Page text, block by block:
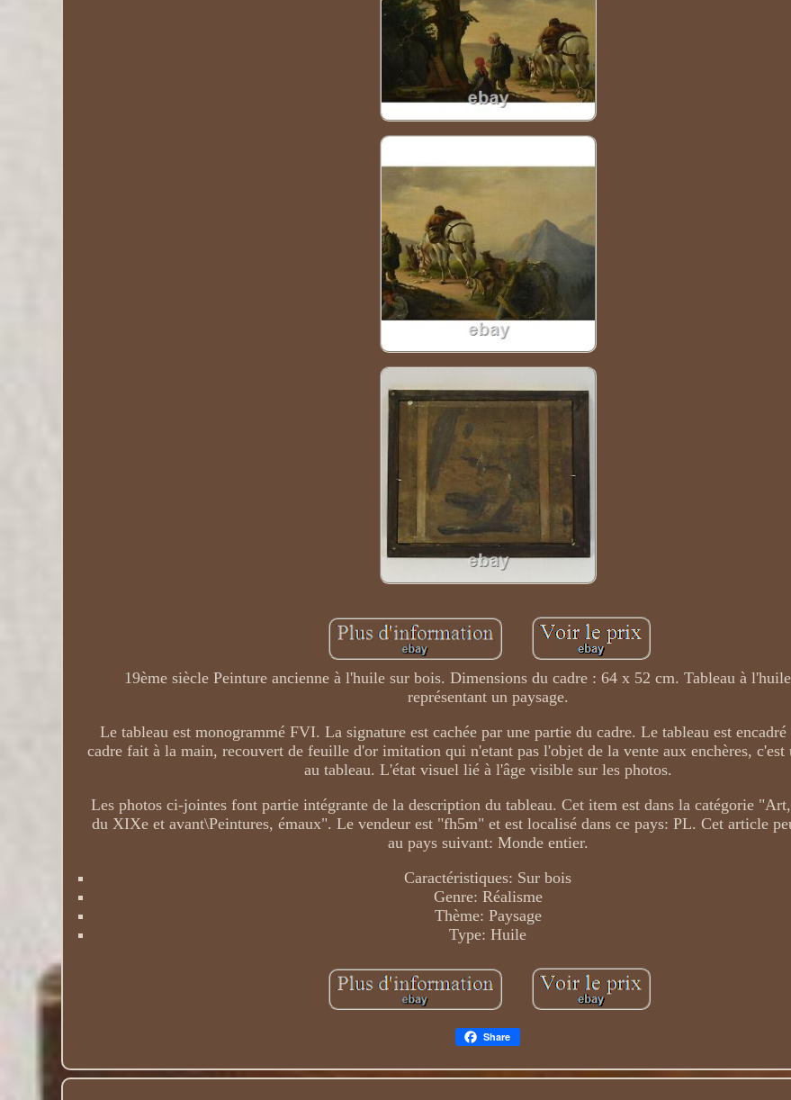
19ème siècle Peinture ancienne à l'huile sur bois. Dimensions du cadre : 64 x 52 cm. Tableau à
représentant un paysage.
Le tableau est monogrammé FVI. La signature est cachée par une partie du cadre. Le tableau est encadré
cadre fait à la main, recouvert de feuille d'or imitation qui n'etant pas l'objet de la vente aux enchères,
au tableau. L'état visuel lié à l'âge visible sur les photos.
Les photos ci-jointes font partie intégrante de la description du tableau. Cet item est dans la catégorie
du XIXe et avant\Peintures, émaux". Le vendeur est "fh5m" et est localisé dans ce pays: PL. Cet article
au pays suivant: Monde entier.
Caractéristiques: Sur bois
Genre: Réalisme
Thème: Paysage
Type: Huile
Share